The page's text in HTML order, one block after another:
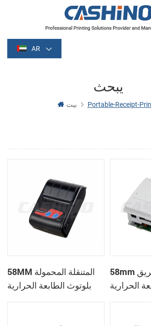
AR
يبحث
بيت Portable-Receipt-
58MM المتنقلة المحمولة
بلوتوث الطابعة الحرارية
58mm الدقيقة الفريق
الحرارية